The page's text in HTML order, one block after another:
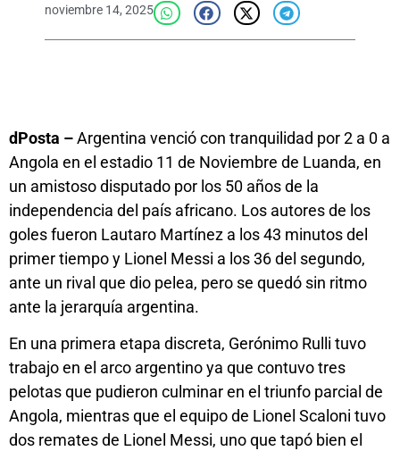
noviembre 14, 2025
dPosta –Argentina venció con tranquilidad por 2 a 0 a
Angola en el estadio 11 de Noviembre de Luanda, en
un amistoso disputado por los 50 años de la
independencia del país africano. Los autores de los
goles fueron Lautaro Martínez a los 43 minutos del
primer tiempo y Lionel Messi a los 36 del segundo,
ante un rival que dio pelea, pero se quedó sin ritmo
ante la jerarquía argentina.
En una primera etapa discreta, Gerónimo Rulli tuvo
trabajo en el arco argentino ya que contuvo tres
pelotas que pudieron culminar en el triunfo parcial de
Angola, mientras que el equipo de Lionel Scaloni tuvo
dos remates de Lionel Messi, uno que tapó bien el